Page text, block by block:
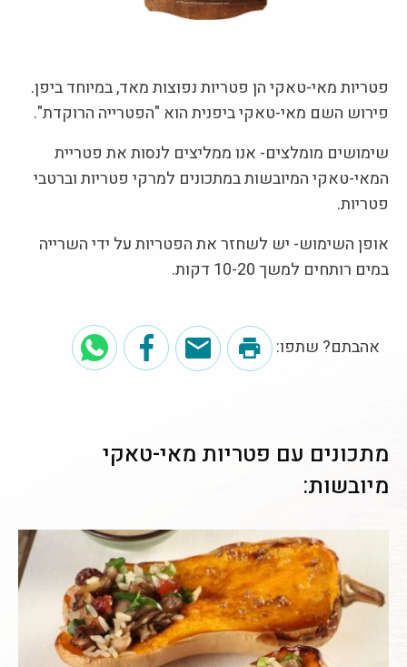
פטריות מאי-טאקי הן פטריות נפוצות מאד, במיוחד ביפן.
פירוש השם מאי-טאקי ביפנית הוא "הפטרייה הרוקדת".
שימושים מומלצים- אנו ממליצים לנסות את פטריית
המאי-טאקי המיובשות במתכונים למרקי פטריות וברטבי
פטריות.
אופן השימוש- יש לשחזר את הפטריות על ידי השרייה
במים רותחים למשך 10-20 דקות.
אהבתם? שתפו:
מתכונים עם פטריות מאי-טאקי
מיובשות: